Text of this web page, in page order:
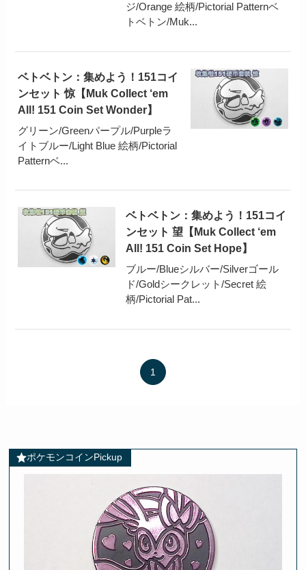
ジ/Orange 絵柄/Pictorial Patternベ
トベトン/Muk...
ベトベトン：集めよう！151コイ
ンセット 惊【Muk Collect ‘em
All! 151 Coin Set Wonder】
グリーン/Greenパープル/Purpleラ
イトブルー/Light Blue 絵柄/Pictorial
Patternベ...
ベトベトン：集めよう！151コイ
ンセット 望【Muk Collect ‘em
All! 151 Coin Set Hope】
ブルー/Blueシルバー/Silverゴール
ド/Goldシークレット/Secret 絵
柄/Pictorial Pat...
1
ポケモンコインPickup